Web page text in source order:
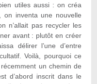
utiles aussi : on créa
on inventa une nouvelle
n’allait pas recycler les
avant : plutôt en créer
délirer l’une d’entre
Voilà, pourquoi ce
un chemin de
d’abord inscrit dans le